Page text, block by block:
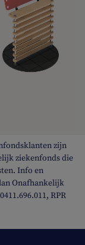
zijn
ziekenfonds die
Info en
Onafhankelijk
RPR